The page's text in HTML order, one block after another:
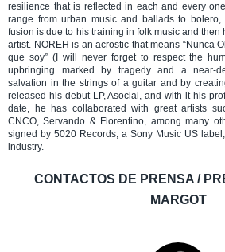
resilience that is reflected in each and every
range from urban music and ballads to
fusion is due to his training in folk music and then
artist. NOREH is an acrostic that means “Nunca
que soy” (I will never forget to respect the
upbringing marked by tragedy and a near-
salvation in the strings of a guitar and by
released his debut LP, Asocial, and with it his
date, he has collaborated with great artists
CNCO, Servando & Florentino, among many
signed by 5020 Records, a Sony Music US
industry.
CONTACTOS DE PRENSA /
MARGOT